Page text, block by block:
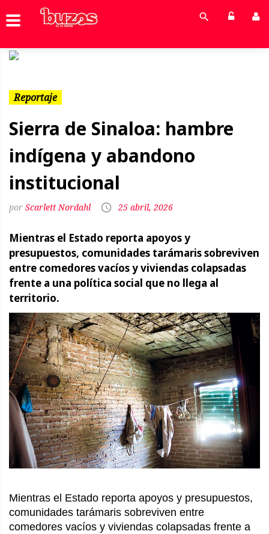
Reportaje
Sierra de Sinaloa: hambre
indígena y abandono
institucional
Scarlett Nordahl 25 abril, 2026
Mientras el Estado reporta apoyos y
presupuestos, comunidades tarámaris sobreviven
entre comedores vacíos y viviendas colapsadas
frente a una política social que no llega al
territorio.
Mientras el Estado reporta apoyos y presupuestos,
comunidades tarámaris sobreviven entre
comedores vacíos y viviendas colapsadas frente a